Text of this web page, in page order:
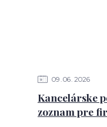
09 06 2026
Kancelárske
zoznam pre